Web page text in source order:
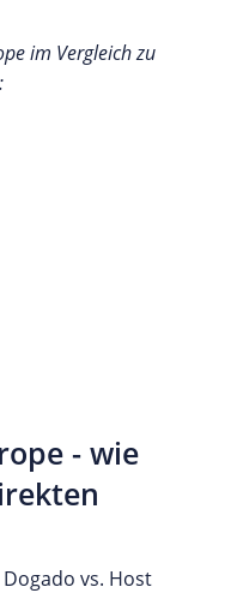
im Vergleich zu
- wie
vs. Host